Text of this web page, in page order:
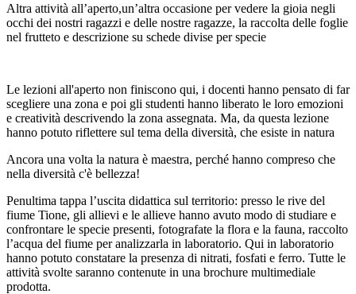
Altra attività all’aperto,un’altra occasione per vedere la gioia negli
occhi dei nostri ragazzi e delle nostre ragazze, la raccolta delle foglie
nel frutteto e descrizione su schede divise per specie
Le lezioni all'aperto non finiscono qui, i docenti hanno pensato di far
scegliere una zona e poi gli studenti hanno liberato le loro emozioni
e creatività descrivendo la zona assegnata. Ma, da questa lezione
hanno potuto riflettere sul tema della diversità, che esiste in natura
Ancora una volta la natura è maestra, perché hanno compreso che
nella diversità c'è bellezza!
Penultima tappa l’uscita didattica sul territorio: presso le rive del
fiume Tione, gli allievi e le allieve hanno avuto modo di studiare e
confrontare le specie presenti, fotografate la flora e la fauna, raccolto
l’acqua del fiume per analizzarla in laboratorio. Qui in laboratorio
hanno potuto constatare la presenza di nitrati, fosfati e ferro. Tutte le
attività svolte saranno contenute in una brochure multimediale
prodotta.